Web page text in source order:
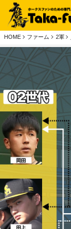
HOME ファーム 2軍